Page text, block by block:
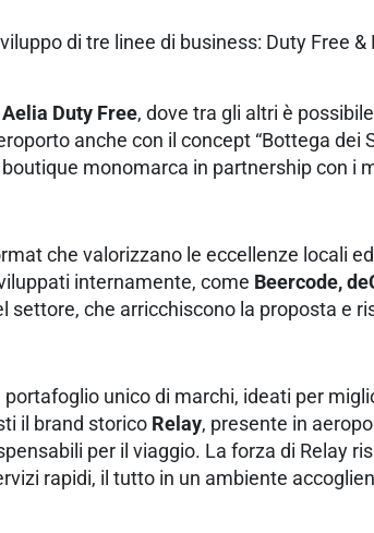
di tre linee di business: Duty Free &
Aelia Duty Free, dove tra gli altri è
anche con il concept “Bottega dei
monomarca in partnership con i
che valorizzano le eccellenze locali
internamente, come Beercode,
che arricchiscono la proposta e
unico di marchi, ideati per
il brand storico Relay, presente in
per il viaggio. La forza di Relay
rapidi, il tutto in un ambiente